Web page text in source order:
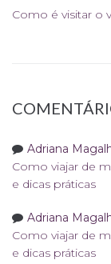
Como é visitar o
Adriana
Como viajar de
e dicas práticas
Adriana
Como viajar de
e dicas práticas